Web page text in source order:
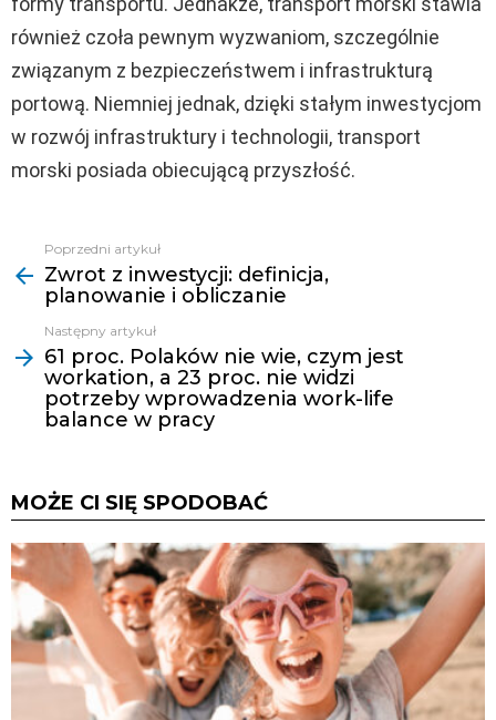
również czoła pewnym wyzwaniom, szczególnie
związanym z bezpieczeństwem i infrastrukturą
portową. Niemniej jednak, dzięki stałym inwestycjom
w rozwój infrastruktury i technologii, transport
morski posiada obiecującą przyszłość.
Zobacz
więcej
Poprzedni artykuł
Zwrot z inwestycji: definicja,
planowanie i obliczanie
Następny artykuł
61 proc. Polaków nie wie, czym jest
workation, a 23 proc. nie widzi
potrzeby wprowadzenia work-life
balance w pracy
MOŻE CI SIĘ SPODOBAĆ